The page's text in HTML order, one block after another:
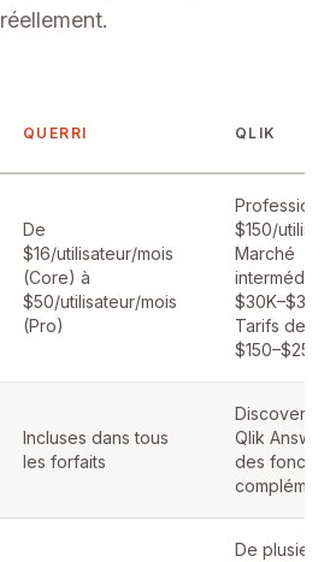
réellement.
QUERRI QLIK
De
$16/utilisateur/mois
(Core) à
$50/utilisateur/mois
(Pro)
$150/
Marché
Tarifs de
Incluses dans tous
les forfaits
Discovery
Qlik
des
De